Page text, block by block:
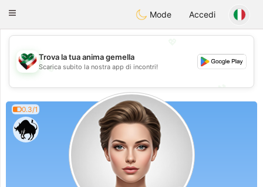
KuwaitChat
Toggle
Mode Accedi
💖
💕
💕
Trova la tua anima gemella
Scarica subito la nostra app di incontri!
0.3/1